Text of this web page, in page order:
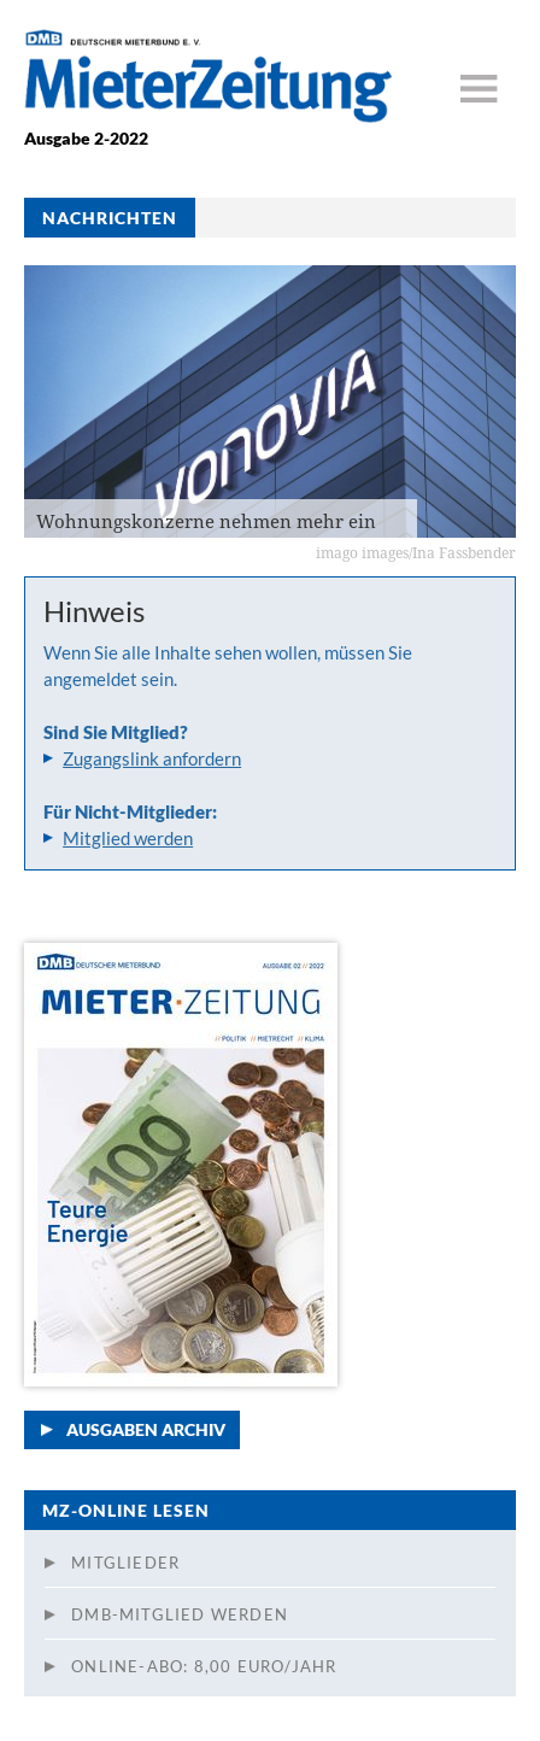
Ausgabe 2-2022
NACHRICHTEN
Wohnungskonzerne nehmen mehr ein
imago images/Ina Fassbender
Hinweis
Wenn Sie alle Inhalte sehen wollen, müssen Sie
angemeldet sein.
Sind Sie Mitglied?
Zugangslink anfordern
Für Nicht-Mitglieder:
Mitglied werden
AUSGABEN ARCHIV
MZ-ONLINE LESEN
MITGLIEDER
DMB-MITGLIED WERDEN
ONLINE-ABO: 8,00 EURO/JAHR